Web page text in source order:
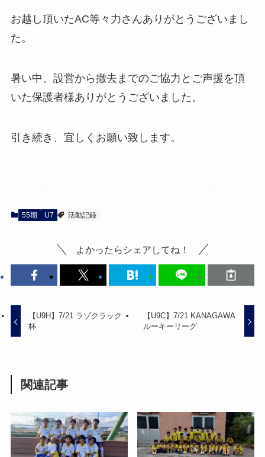
お越し頂いたAC等々力さんありがとうございまし
た。
暑い中、設営から撤去までのご協力とご声援を頂
いた保護者様ありがとうございました。
引き続き、宜しくお願い致します。
55期 U7 活動記録
よかったらシェアしてね！
【U9H】7/21 ラゾクラック
杯
【U9C】7/21 KANAGAWA
ルーキーリーグ
関連記事